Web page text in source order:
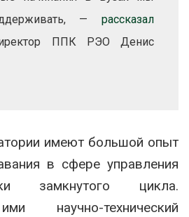
— рассказал
ППК РЭО Денис
имеют большой опыт
в сфере управления
замкнутого цикла.
научно-технический